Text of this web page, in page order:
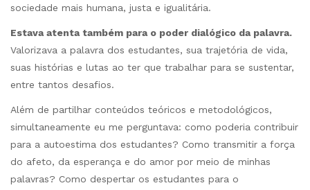
sociedade mais humana, justa e igualitária.
Estava atenta também para o poder dialógico da palavra.
Valorizava a palavra dos estudantes, sua trajetória de vida,
suas histórias e lutas ao ter que trabalhar para se sustentar,
entre tantos desafios.
Além de partilhar conteúdos teóricos e metodológicos,
simultaneamente eu me perguntava: como poderia contribuir
para a autoestima dos estudantes? Como transmitir a força
do afeto, da esperança e do amor por meio de minhas
palavras? Como despertar os estudantes para o